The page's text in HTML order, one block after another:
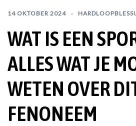
14 OKTOBER 2024
WAT IS EEN
ALLES WAT JE
WETEN OVER
FENONEEM